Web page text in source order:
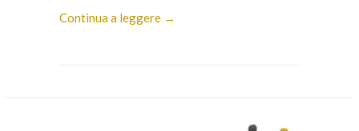
Continua a leggere →